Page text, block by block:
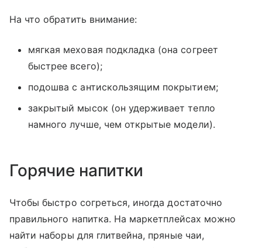
На что обратить внимание:
мягкая меховая подкладка (она согреет
быстрее всего);
подошва с антискользящим покрытием;
закрытый мысок (он удерживает тепло
намного лучше, чем открытые модели).
Горячие напитки
Чтобы быстро согреться, иногда достаточно
правильного напитка. На маркетплейсах можно
найти наборы для глитвейна, пряные чаи,